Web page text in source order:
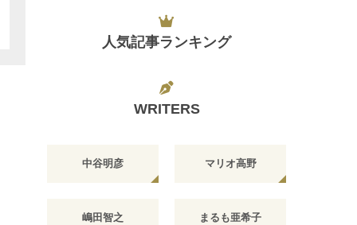
人気記事ランキング
WRITERS
中谷明彦 マリオ高野
嶋田智之 まるも亜希子